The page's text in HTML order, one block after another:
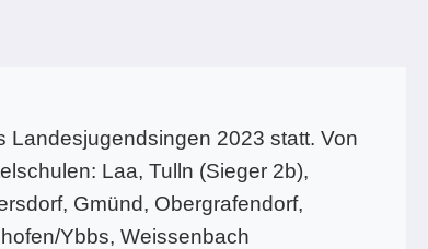
Landesjugendsingen 2023 statt. Von
Laa, Tulln (Sieger 2b),
Gmünd, Obergrafendorf,
Ybbs, Weissenbach